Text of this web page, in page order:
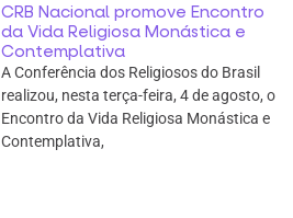
CRB Nacional promove Encontro
da Vida Religiosa Monástica e
Contemplativa
A Conferência dos Religiosos do Brasil
realizou, nesta terça-feira, 4 de agosto, o
Encontro da Vida Religiosa Monástica e
Contemplativa,